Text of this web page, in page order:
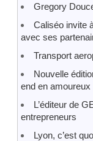
Gregory
Caliséo invite
avec ses
Transport
Nouvelle
end en amoureux
L’éditeur de
entrepreneurs
Lyon, c’est